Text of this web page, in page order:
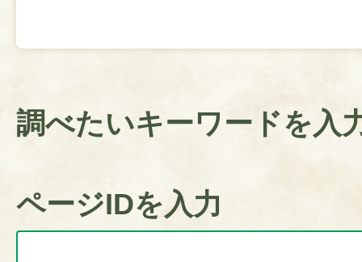
調べたいキーワードを入
ページIDを入力